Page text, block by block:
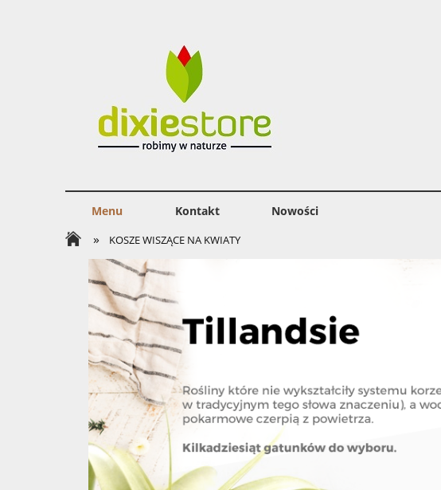
Menu Kontakt Nowości
» KOSZE WISZĄCE NA KWIATY